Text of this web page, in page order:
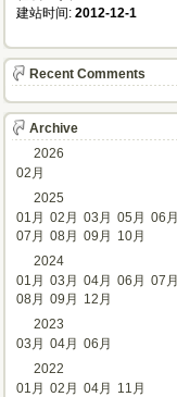
建站时间: 2012-12-1
Recent Comments
Archive
2026
02月
2025
01月 02月 03月 05月 06月
07月 08月 09月
10月
2024
01月 03月 04月 06月 07月
08月 09月
12月
2023
03月 04月 06月
2022
01月 02月 04月
11月